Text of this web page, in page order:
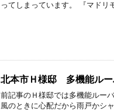
ってしまっています。 『マドリ
北本市Ｈ様邸 多機能ルー
前記事のＨ様邸では多機能ルー
風のときに心配だから雨戸かシ